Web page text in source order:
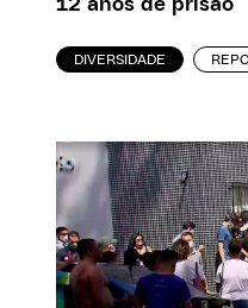
12 anos de prisão
DIVERSIDADE